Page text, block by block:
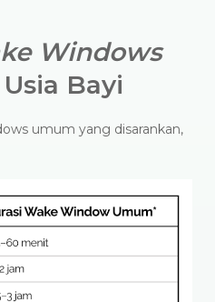
Windows
Bayi
umum yang disarankan,